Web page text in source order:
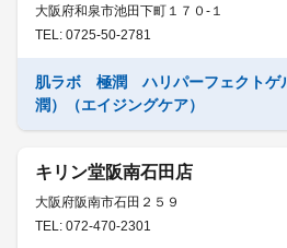
大阪府和泉市池田下町１７０-１
TEL: 0725-50-2781
肌ラボ 極潤 ハリパーフェクトゲ
潤）（エイジングケア）
キリン堂阪南石田店
大阪府阪南市石田２５９
TEL: 072-470-2301